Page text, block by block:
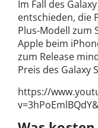
Im Fall des
entschieden, die
Plus-Modell zum
Apple beim
zum Release
Preis des Galaxy
https://